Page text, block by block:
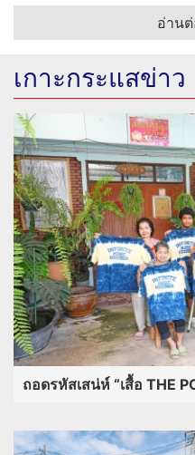
อ่าน
เกาะกระแสข่าว
ถอดรหัสเสน่ห์ “เสื้อ THE